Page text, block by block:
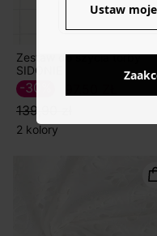
Zestaw do szycia torby
SIDONIE
139,90 zł
-30%
2 kolory
Ustaw